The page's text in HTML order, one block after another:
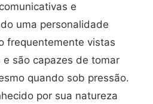
e
uma personalidade
frequentemente vistas
são capazes de tomar
quando sob pressão.
por sua natureza